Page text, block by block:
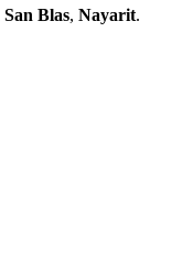
San Blas, Nayarit.